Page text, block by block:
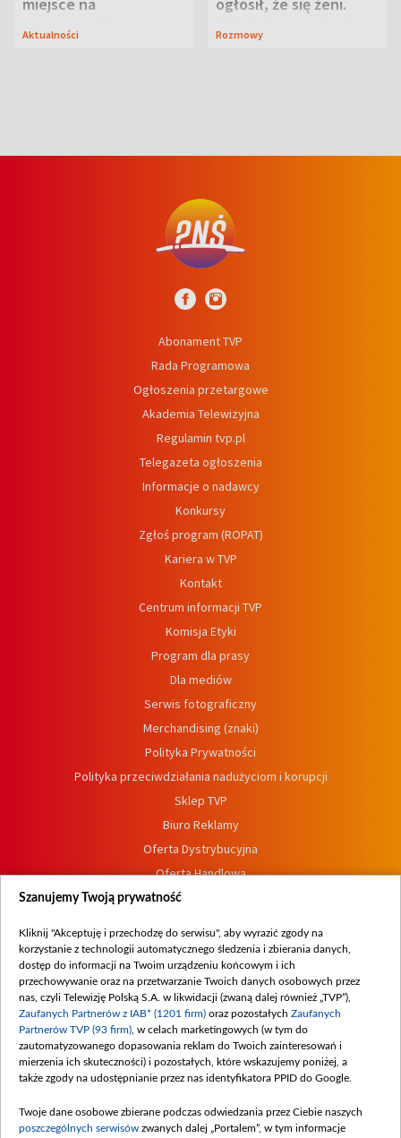
miejsce na
wypoczynek
Aktualności
ogłosił, że się żeni.
Zdradził, co zmienił
Rozmowy
Abonament TVP
Rada Programowa
Ogłoszenia przetargowe
Akademia Telewizyjna
Regulamin tvp.pl
Telegazeta ogłoszenia
Informacje o nadawcy
Konkursy
Zgłoś program (ROPAT)
Kariera w TVP
Kontakt
Centrum informacji TVP
Komisja Etyki
Program dla prasy
Dla mediów
Serwis fotograficzny
Merchandising (znaki)
Polityka Prywatności
Polityka przeciwdziałania nadużyciom i korupcji
Sklep TVP
Biuro Reklamy
Oferta Dystrybucyjna
Oferta Handlowa
Dostępność
Procedura zgłoszeń wewnętrznych
Szanujemy Twoją prywatność
Kliknij "Akceptuję i przechodzę do serwisu", aby wyrazić zgody na
korzystanie z technologii automatycznego śledzenia i zbierania danych,
dostęp do informacji na Twoim urządzeniu końcowym i ich
przechowywanie oraz na przetwarzanie Twoich danych osobowych przez
nas, czyli Telewizję Polską S.A. w likwidacji (zwaną dalej również „TVP”),
Zaufanych Partnerów z IAB* (1201 firm) oraz pozostałych Zaufanych
Partnerów TVP (93 firm) , w celach marketingowych (w tym do
zautomatyzowanego dopasowania reklam do Twoich zainteresowań i
mierzenia ich skuteczności) i pozostałych, które wskazujemy poniżej, a
także zgody na udostępnianie przez nas identyfikatora PPID do Google.
Twoje dane osobowe zbierane podczas odwiedzania przez Ciebie naszych
poszczególnych serwisów zwanych dalej „Portalem”, w tym informacje